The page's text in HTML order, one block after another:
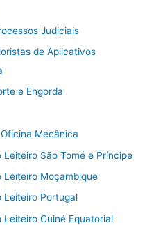
Judiciais
de Aplicativos
e Engorda
Mecânica
Leiteiro São Tomé e Príncipe
Leiteiro Moçambique
Leiteiro Portugal
Leiteiro Guiné Equatorial